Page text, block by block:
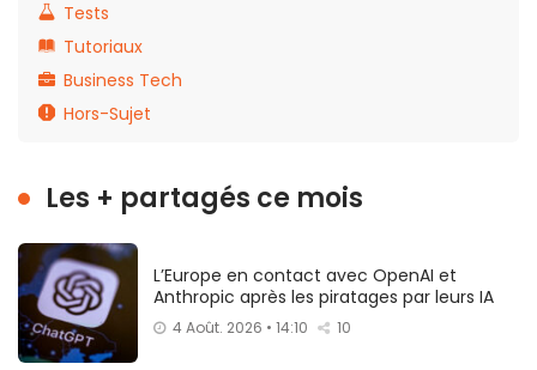
Tests
Tutoriaux
Business Tech
Hors-Sujet
Les + partagés ce mois
L’Europe en contact avec OpenAI et
Anthropic après les piratages par leurs IA
4 Août. 2026 • 14:10 10